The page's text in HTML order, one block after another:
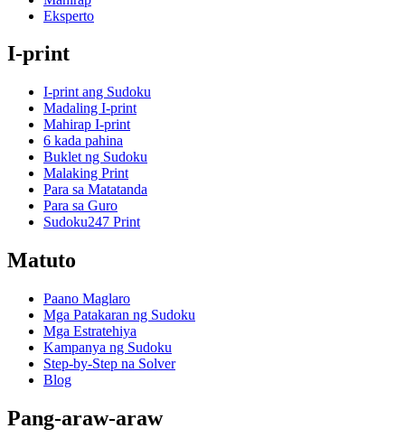
Eksperto
I-print
I-print ang Sudoku
Madaling I-print
Mahirap I-print
6 kada pahina
Buklet ng Sudoku
Malaking Print
Para sa Matatanda
Para sa Guro
Sudoku247 Print
Matuto
Paano Maglaro
Mga Patakaran ng Sudoku
Mga Estratehiya
Kampanya ng Sudoku
Step-by-Step na Solver
Blog
Pang-araw-araw